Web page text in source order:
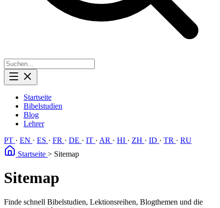
Startseite
Bibelstudien
Blog
Lehrer
PT · EN · ES · FR · DE · IT · AR · HI · ZH · ID · TR · RU
Startseite > Sitemap
Sitemap
Finde schnell Bibelstudien, Lektionsreihen, Blogthemen und die